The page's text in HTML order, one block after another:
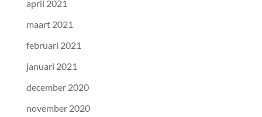
april 2021
maart 2021
februari 2021
januari 2021
december 2020
november 2020